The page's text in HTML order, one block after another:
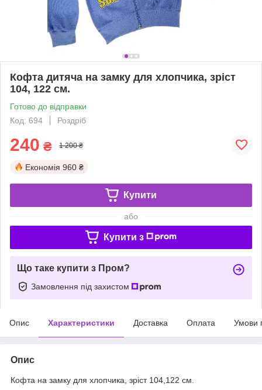
Кофта дитяча на замку для хлопчика, зріст
104, 122 см.
Готово до відправки
Код: 694
Роздріб
240 ₴ 1 200 ₴
Економія 960 ₴
Купити
або
Купити з
Що таке купити з Пром?
Замовлення під захистом
Опис Характеристики Доставка Оплата Умови
Опис
Кофта на замку для хлопчика, зріст 104,122 см.